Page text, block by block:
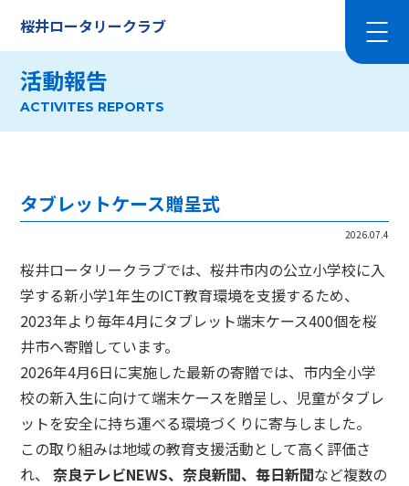
桜井ロータリークラブ
活動報告
ACTIVITES REPORTS
タブレットケース贈呈式
2026.07.4
桜井ロータリークラブでは、桜井市内の公立小学校に入
学する新小学1年生のICT教育環境を支援するため、
2023年より毎年4月にタブレット端末ケース400個を桜
井市へ寄贈しています。
2026年4月6日に実施した最新の寄贈では、市内全小学
校の新入生に向けて端末ケースを贈呈し、児童がタブレ
ットを安全に持ち運べる環境づくりに寄与しました。
この取り組みは地域の教育支援活動として高く評価さ
れ、奈良テレビNEWS、奈良新聞、毎日新聞など複数の